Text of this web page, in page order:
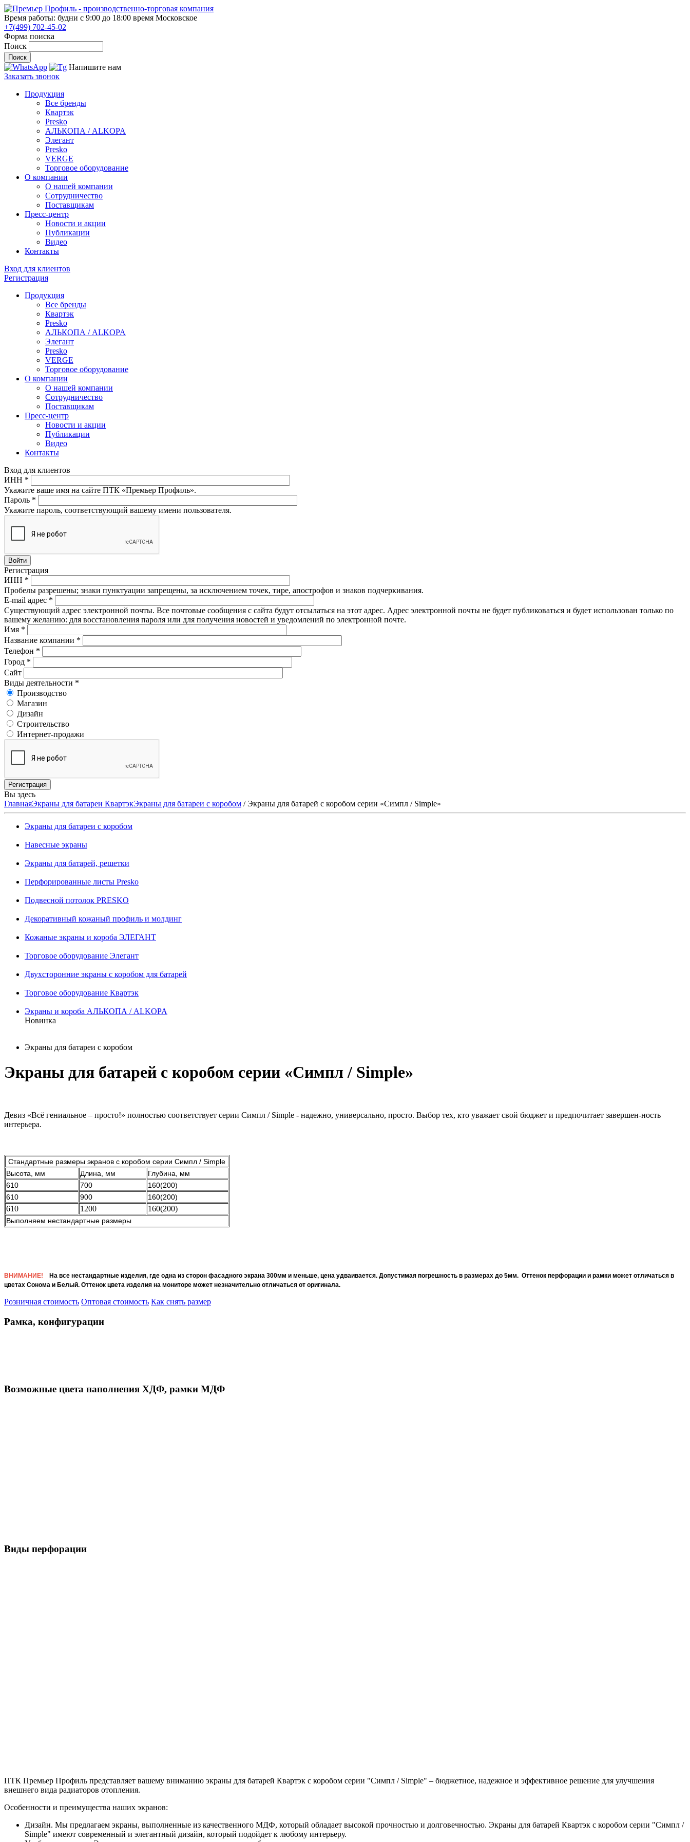
Время работы: будни с 9:00 до 18:00 время Московское
+7(499) 702-45-02
Форма поиска
Поиск
Напишите нам
Заказать звонок
Продукция
Все бренды
Квартэк
Presko
АЛЬКОПА / ALKOPA
Элегант
Presko
VERGE
Торговое оборудование
О компании
О нашей компании
Сотрудничество
Поставщикам
Пресс-центр
Новости и акции
Публикации
Видео
Контакты
Вход для клиентов
Регистрация
Продукция
Все бренды
Квартэк
Presko
АЛЬКОПА / ALKOPA
Элегант
Presko
VERGE
Торговое оборудование
О компании
О нашей компании
Сотрудничество
Поставщикам
Пресс-центр
Новости и акции
Публикации
Видео
Контакты
Вход для клиентов
ИНН *
Укажите ваше имя на сайте ПТК «Премьер Профиль».
Пароль *
Укажите пароль, соответствующий вашему имени пользователя.
Регистрация
ИНН *
Пробелы разрешены; знаки пунктуации запрещены, за исключением точек, тире, апострофов и знаков подчеркивания.
E-mail адрес *
Существующий адрес электронной почты. Все почтовые сообщения с сайта будут отсылаться на этот адрес. Адрес электронной почты не будет публиковаться и будет использован только по
вашему желанию: для восстановления пароля или для получения новостей и уведомлений по электронной почте.
Имя *
Название компании *
Телефон *
Город *
Сайт
Виды деятельности *
Производство
Магазин
Дизайн
Строительство
Интернет-продажи
Вы здесь
ГлавнаяЭкраны для батареи КвартэкЭкраны для батареи с коробом /Экраны для батарей с коробом серии «Симпл / Simple»
Экраны для батареи с коробом
Навесные экраны
Экраны для батарей, решетки
Перфорированные листы Presko
Подвесной потолок PRESKO
Декоративный кожаный профиль и молдинг
Кожаные экраны и короба ЭЛЕГАНТ
Торговое оборудование Элегант
Двухсторонние экраны с коробом для батарей
Торговое оборудование Квартэк
Экраны и короба АЛЬКОПА / ALKOPA
Новинка
Экраны для батареи с коробом
Экраны для батарей с коробом серии «Симпл / Simple»
Девиз «Всё гениальное – просто!» полностью соответствует серии Симпл / Simple - надежно, универсально, просто. Выбор тех, кто уважает свой бюджет и предпочитает завершен-ность
интерьера.
Стандартные размеры экранов с коробом серии Симпл / Simple
Высота, мм
Длина, мм
Глубина, мм
610
700
160(200)
610
900 160(200)
610 1200 160(200)
Выполняем нестандартные размеры
ВНИМАНИЕ! На все нестандартные изделия, где одна из сторон фасадного экрана 300мм и меньше, цена удваивается. Допустимая погрешность в размерах до 5мм. Оттенок перфорации и рамки может отличаться в
цветах Сонома и Белый. Оттенок цвета изделия на мониторе может незначительно отличаться от оригинала.
Розничная стоимость Оптовая стоимость Как снять размер
Рамка, конфигурации
Возможные цвета наполнения ХДФ, рамки МДФ
Виды перфорации
ПТК Премьер Профиль представляет вашему вниманию экраны для батарей Квартэк с коробом серии "Симпл / Simple" – бюджетное, надежное и эффективное решение для улучшения
внешнего вида радиаторов отопления.
Особенности и преимущества наших экранов:
Дизайн. Мы предлагаем экраны, выполненные из качественного МДФ, который обладает высокой прочностью и долговечностью. Экраны для батарей Квартэк с коробом серии "Симпл /
Simple" имеют современный и элегантный дизайн, который подойдет к любому интерьеру.